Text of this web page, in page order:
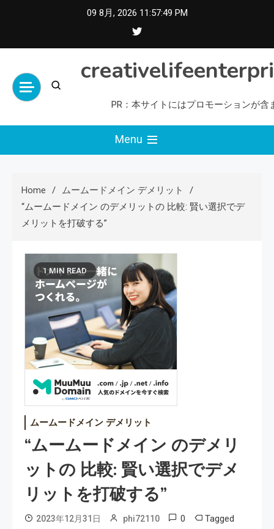
09 8月, 2026 11:57:50 PM
PR：本サイトにはプロモーションが含
Menu
Home
ムームードメイン デメリット
“ムームードメイン のデメリットの 比較: 賢い選択でデ
メリットを打破する”
1 MIN READ
ムームードメイン デメリット
“ムームードメイン のデメリ
ットの 比較: 賢い選択でデメ
リットを打破する”
2023年12月31日 phi72110 0 Tagged